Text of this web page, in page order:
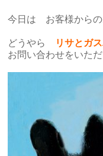
今日は お客様からの
どうやら リサとガ
お問い合わせをいた